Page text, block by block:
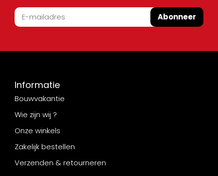
Abonneer
Informatie
Bouwvakantie
Wie zijn wij ?
Onze winkels
Zakelijk bestellen
Verzenden & retourneren